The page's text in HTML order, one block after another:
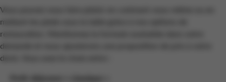
Vous pouvez vous faire plaisir en cuisinant vous-même ou en
mettant les pieds sous la table grâce à nos options de
restauration. Mentionnez la formule souhaitée dans votre
demande et nous ajouterons une proposition de prix à votre
devis. Vous avez le choix entre :